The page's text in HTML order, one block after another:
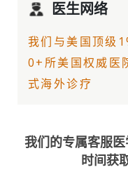
医生网络
我们与美国顶级
0+所美国权威医
式海外诊疗
我们的专属客服
时间获